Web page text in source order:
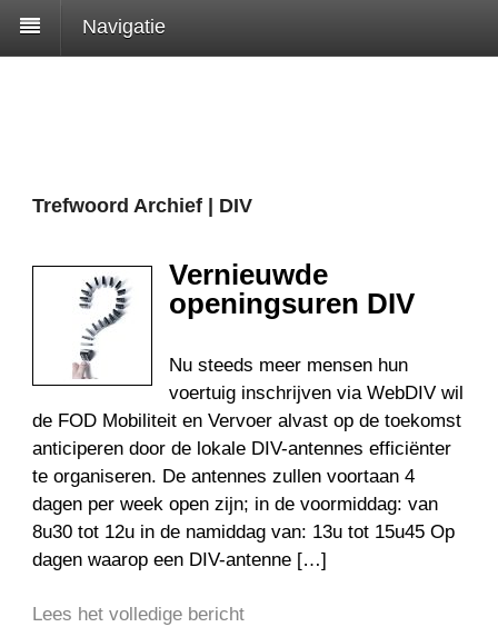
Navigatie
Trefwoord Archief | DIV
Vernieuwde
openingsuren DIV
Nu steeds meer mensen hun
voertuig inschrijven via WebDIV wil
de FOD Mobiliteit en Vervoer alvast op de toekomst
anticiperen door de lokale DIV-antennes efficiënter
te organiseren. De antennes zullen voortaan 4
dagen per week open zijn; in de voormiddag: van
8u30 tot 12u in de namiddag van: 13u tot 15u45 Op
dagen waarop een DIV-antenne […]
Lees het volledige bericht